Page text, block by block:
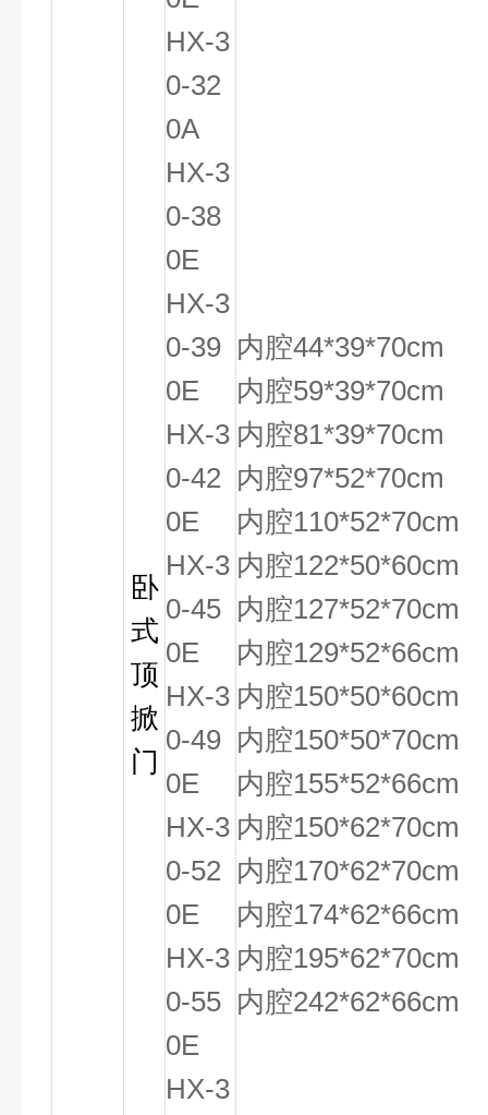
卧
式
顶
掀
门
HX-3
0-32
0A
HX-3
0-38
0E
HX-3
0-39
0E
HX-3
0-42
0E
HX-3
0-45
0E
HX-3
0-49
0E
HX-3
0-52
0E
HX-3
0-55
0E
HX-3
内腔44*39*70cm
内腔59*39*70cm
内腔81*39*70cm
内腔97*52*70cm
内腔110*52*70cm
内腔122*50*60cm
内腔127*52*70cm
内腔129*52*66cm
内腔150*50*60cm
内腔150*50*70cm
内腔155*52*66cm
内腔150*62*70cm
内腔170*62*70cm
内腔174*62*66cm
内腔195*62*70cm
内腔242*62*66cm